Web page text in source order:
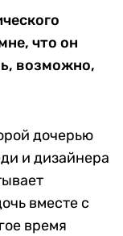
что он
возможно,
дочерью
и дизайнера
вместе с
время